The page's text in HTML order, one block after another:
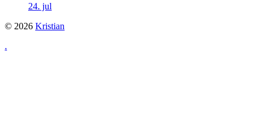
24. jul
© 2026 Kristian
.